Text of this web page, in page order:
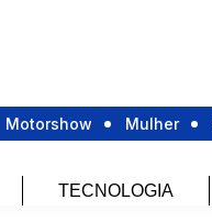
Motorshow Mulher
TECNOLOGIA